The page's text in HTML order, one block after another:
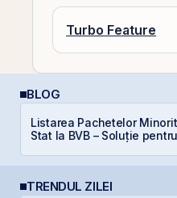
Turbo Feature
BLOG
Listarea Pachetelor
Stat la BVB – Soluție
TRENDUL ZILEI